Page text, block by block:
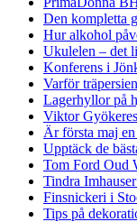
Den kompletta
Hur alkohol
Ukulelen – det
Konferens i
Varför
Lagerhyllor på
Viktor
Är första maj
Upptäck de
Tom Ford Oud
Tindra
Finsnickeri i
Tips på